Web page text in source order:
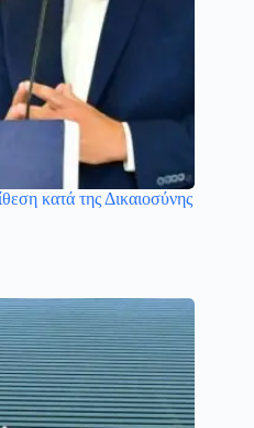
κατά της Δικαιοσύνης